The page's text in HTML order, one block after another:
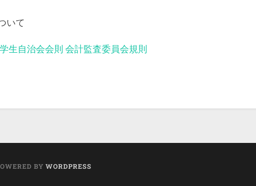
いて
学生自治会会則 会計監査委員会規則
BYWORDPRESS